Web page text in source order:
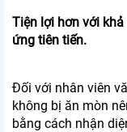
Tiện lợi hơn với
ứng tiên tiến.
Đối với nhân viên
không bị ăn mòn
bằng cách nhận